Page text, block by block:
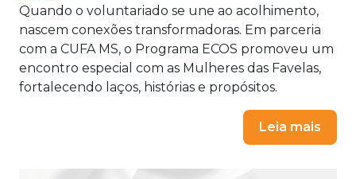
Quando o voluntariado se une ao acolhimento,
nascem conexões transformadoras. Em parceria
com a CUFA MS, o Programa ECOS promoveu um
encontro especial com as Mulheres das Favelas,
fortalecendo laços, histórias e propósitos.
Leia mais